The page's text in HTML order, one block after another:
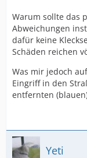
Warum sollte das
Abweichungen
dafür keine
Schäden reichen
Was mir jedoch
Eingriff in den
entfernten
Yeti